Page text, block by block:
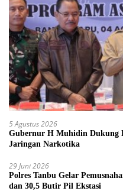
5 Agustus 2026
Gubernur H Muhidin Dukung
Jaringan Narkotika
29 Juni 2026
Polres Tanbu Gelar
dan 30,5 Butir Pil Ekstasi